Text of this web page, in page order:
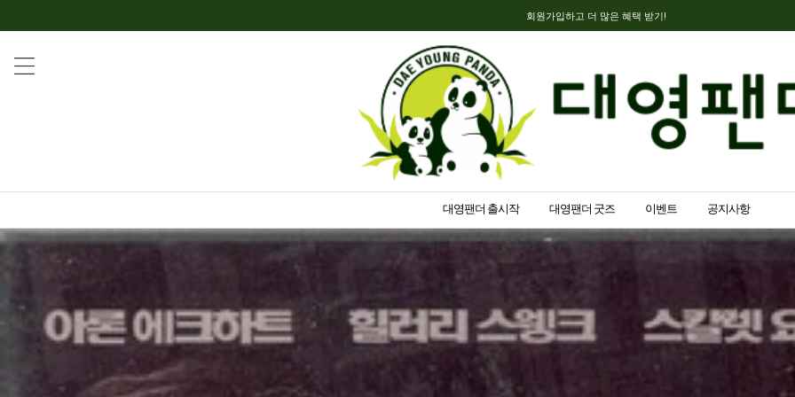
회원가입하고 더 많은 혜택 받기!
대영팬더 출시작 대영팬더 굿즈 이벤트 공지사항